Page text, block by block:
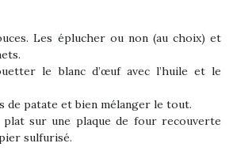
Les éplucher ou non (au choix) et
le blanc d’œuf avec l’huile et le
de patate et bien mélanger le tout.
sur une plaque de four recouverte
sulfurisé.